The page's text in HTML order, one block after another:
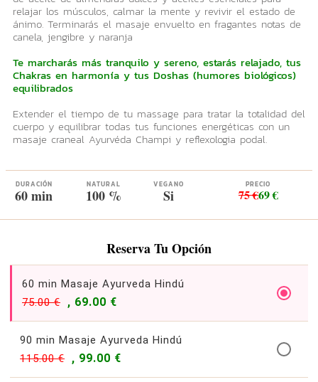
relajar los músculos, calmar la mente y revivir el estado de
ánimo. Terminarás el masaje envuelto en fragantes notas de
canela, jengibre y naranja
Te marcharás más tranquilo y sereno, estarás relajado, tus
Chakras en harmonía y tus Doshas (humores biológicos)
equilibrados
Extender el tiempo de tu massage para tratar la totalidad del
cuerpo y equilibrar todas tus funciones energéticas con un
masaje craneal Ayurvéda Champi y reflexologia podal.
DURACIÓN
60 min
NATURAL
100 %
VEGANO
Si
PRECIO
75 €69 €
Reserva Tu Opción
60 min Masaje Ayurveda Hindú
75.00 €
, 69.00 €
90 min Masaje Ayurveda Hindú
115.00 €
, 99.00 €